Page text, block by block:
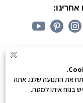
אחרינו: